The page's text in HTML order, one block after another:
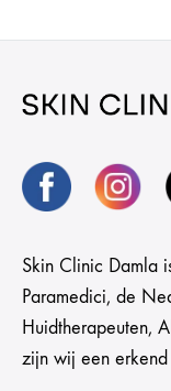
Skin Clinic Damla
Paramedici, de
Huidtherapeuten,
zijn wij een